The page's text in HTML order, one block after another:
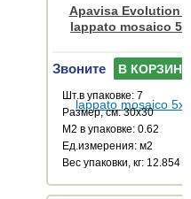
Apavisa Evolution
lappato mosaico
Звоните В КОРЗИНУ
Шт.в упаковке: 7
Размер, см: 30x30
М2 в упаковке: 0.62
Ед.измерения: м2
Веc упаковки, кг: 12.854